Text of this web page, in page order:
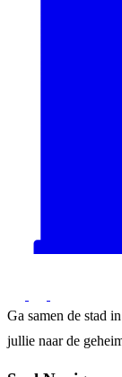
Ga samen de stad
jullie naar de